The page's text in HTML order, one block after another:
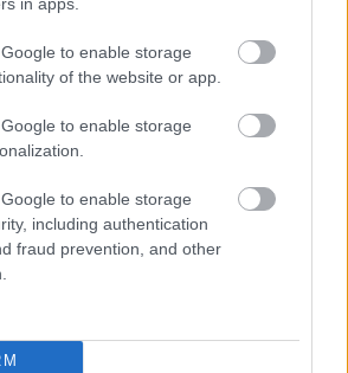
to enable storage
of the website or app.
to enable storage
to enable storage
including authentication
fraud prevention, and other
kilometriä, mutta SM-tasolla
vanhoilla matkoilla. Kisan
Kerttu Niskanen.
hyvissä
Itävallan